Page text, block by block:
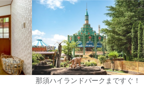
那須ハイランドパークまですぐ！